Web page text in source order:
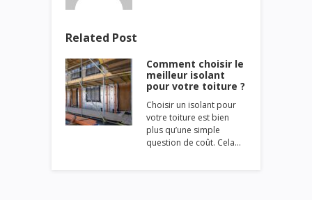
Related Post
Comment choisir le
meilleur isolant
pour votre toiture ?
Choisir un isolant pour
votre toiture est bien
plus qu’une simple
question de coût. Cela…